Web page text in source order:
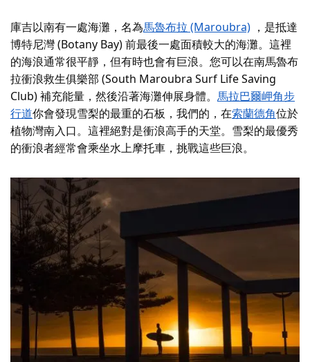
庫吉以南有一處海灘，名為馬魯布拉 (Maroubra) ，是抵達
博特尼灣 (Botany Bay) 前最後一處面積較大的海灘。這裡
的海浪通常很平靜，但有時也會有巨浪。您可以在南馬魯布
拉衝浪救生俱樂部 (South Maroubra Surf Life Saving
Club) 補充能量，然後沿著海灘伸展身體。 馬拉巴爾岬角步
行道你會發現雪梨的最重的石板，我們的，在索蘭德角位於
植物灣南入口。這裡絕對是衝浪高手的天堂。雪梨的最優秀
的衝浪者經常會乘坐水上摩托車，挑戰這些巨浪。